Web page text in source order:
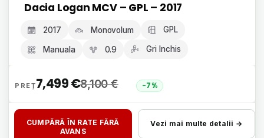
Dacia Logan MCV – GPL – 2017
2017 Monovolum GPL
Manuala 0.9 Gri Inchis
8,100€
7,499€ -7%
CUMPĂRĂ ÎN RATE FĂRĂ
AVANS
Vezi mai multe detalii →